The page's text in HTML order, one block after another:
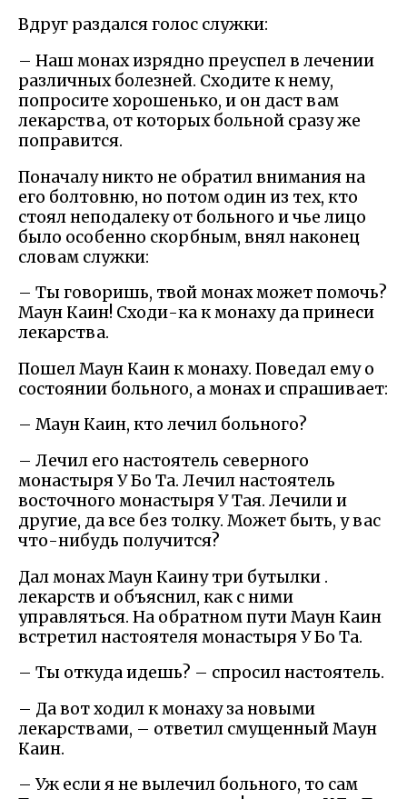
Вдруг раздался голос служки:
– Наш монах изрядно преуспел в лечении
различных болезней. Сходите к нему,
попросите хорошенько, и он даст вам
лекарства, от которых больной сразу же
поправится.
Поначалу никто не обратил внимания на
его болтовню, но потом один из тех, кто
стоял неподалеку от больного и чье лицо
было особенно скорбным, внял наконец
словам служки:
– Ты говоришь, твой монах может помочь?
Маун Каин! Сходи-ка к монаху да принеси
лекарства.
Пошел Маун Каин к монаху. Поведал ему о
состоянии больного, а монах и спрашивает:
– Маун Каин, кто лечил больного?
– Лечил его настоятель северного
монастыря У Бо Та. Лечил настоятель
восточного монастыря У Тая. Лечили и
другие, да все без толку. Может быть, у вас
что-нибудь получится?
Дал монах Маун Каину три бутылки .
лекарств и объяснил, как с ними
управляться. На обратном пути Маун Каин
встретил настоятеля монастыря У Бо Та.
– Ты откуда идешь? – спросил настоятель.
– Да вот ходил к монаху за новыми
лекарствами, – ответил смущенный Маун
Каин.
– Уж если я не вылечил больного, то сам